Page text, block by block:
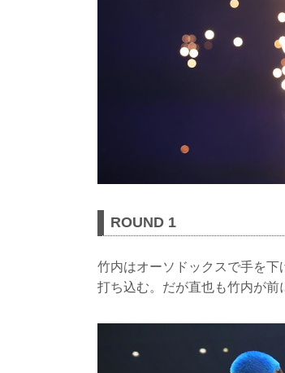
ROUND 1
竹内はオーソドックスで手を
打ち込む。だが直也も竹内が前